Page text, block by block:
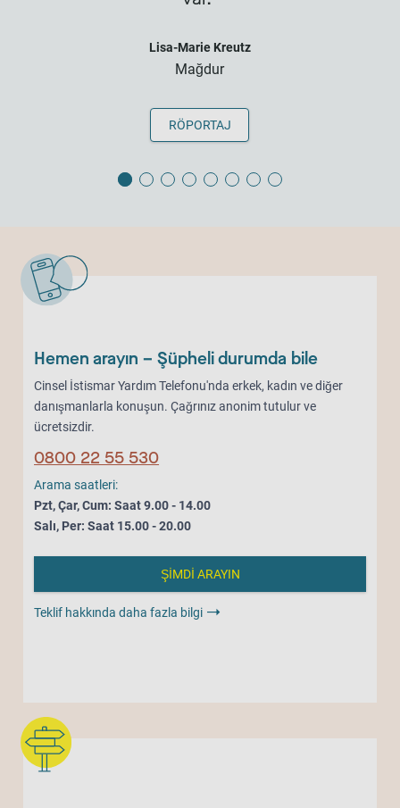
Lisa-Marie Kreutz
Mağdur
RÖPORTAJ
Hemen arayın – Şüpheli durumda bile
Cinsel İstismar Yardım Telefonu'nda erkek, kadın ve diğer
danışmanlarla konuşun. Çağrınız anonim tutulur ve
ücretsizdir.
0800 22 55 530
Arama saatleri:
Pzt, Çar, Cum: Saat 9.00 - 14.00
Salı, Per: Saat 15.00 - 20.00
ŞİMDİ ARAYIN
Teklif hakkında daha fazla bilgi